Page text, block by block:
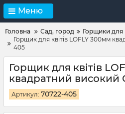
Меню
Головна Сад, город
Горщики для
Горщик для квітів LOFLY 300мм
405
Горщик для квітів
квадратний високий
Артикул: 70722-405